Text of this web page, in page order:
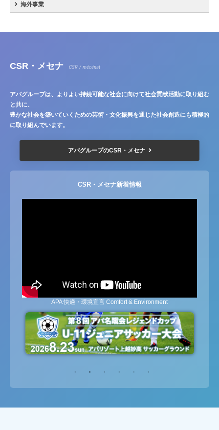
海外事業
CSR・メセナ CSR / mécénat
アパグループは、よりよい持続可能な社会に向けて社会貢献活動に取り組む
と共に、
豊かな社会を築いていくための芸術・文化振興を通じた社会創造にも積極的
に取り組んでいます。
アパグループのCSR・メセナ
CSR・メセナ新着情報
APA 快適・環境宣言 Comfort & Environment